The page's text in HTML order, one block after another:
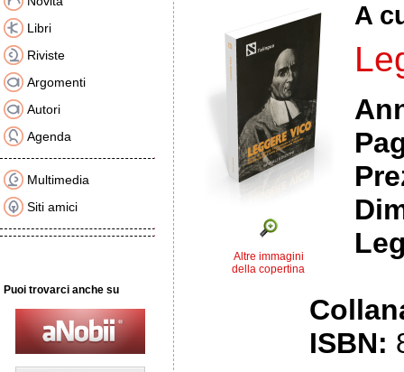
Libri
Riviste
Argomenti
Autori
Agenda
Multimedia
Siti amici
Puoi trovarci anche su
Altre immagini
della copertina
A
ISBN: